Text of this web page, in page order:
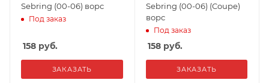
Sebring (00-06) ворс
Под заказ
158 руб.
ЗАКАЗАТЬ
Sebring (00-06) (Coupe)
ворс
Под заказ
158руб.
ЗАКАЗАТЬ